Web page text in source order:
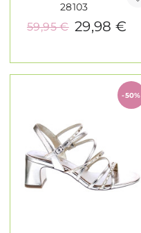
28103
29,98 €
59,95 €
-50%